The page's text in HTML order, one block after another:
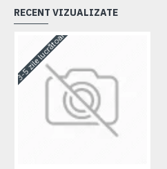
RECENT VIZUALIZATE
3-5 zile lucrătoare